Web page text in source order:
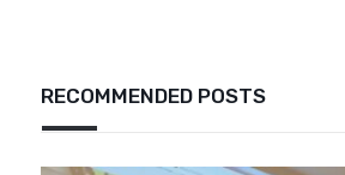
RECOMMENDED POSTS